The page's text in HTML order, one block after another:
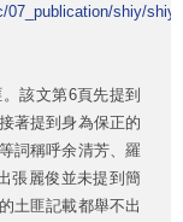
07_publication/shiy/
該文第6頁先提到
著提到身為保正的
詞稱呼余清芳、羅
張麗俊並未提到簡
土匪記載都舉不出